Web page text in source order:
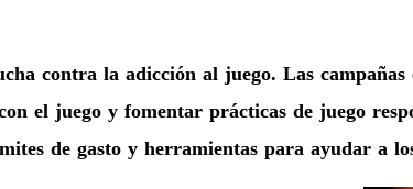
contra la adicción al juego. Las
el juego y fomentar prácticas de juego
de gasto y herramientas para ayudar a